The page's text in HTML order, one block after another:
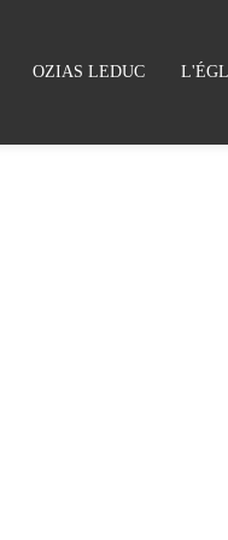
OZIAS LEDUC